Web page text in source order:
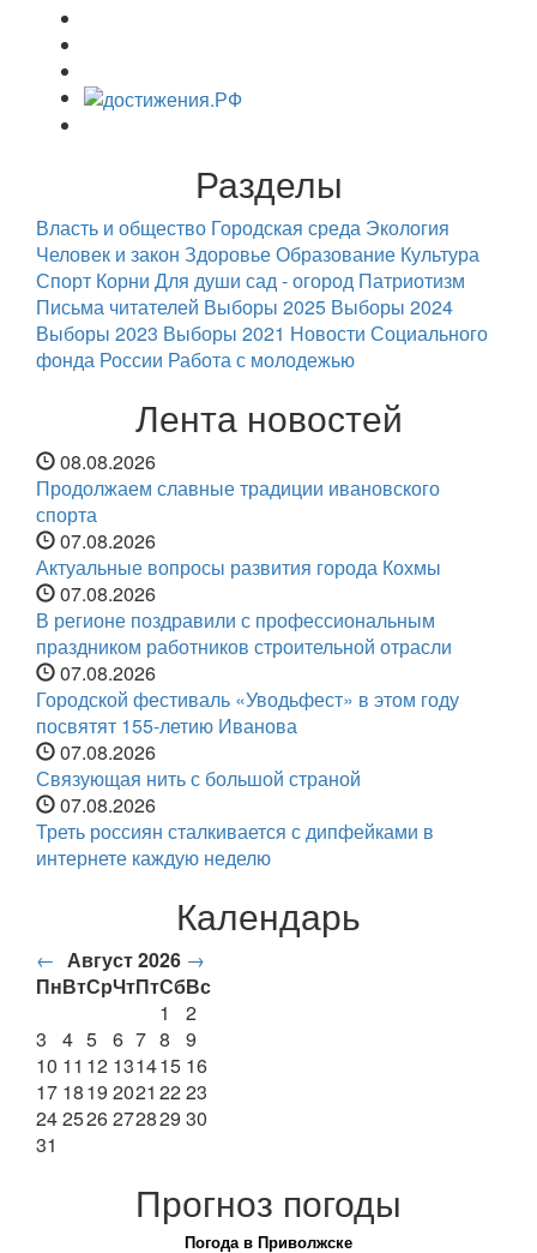
Разделы
Власть и общество Городская среда Экология
Человек и закон ЗдоровьеОбразование Культура
Спорт Корни Для души сад - огород Патриотизм
Письма читателей Выборы 2025 Выборы 2024
Выборы 2023 Выборы 2021 Новости Социального
фонда России Работа с молодежью
Лента новостей
08.08.2026
Продолжаем славные традиции ивановского
спорта
07.08.2026
Актуальные вопросы развития города Кохмы
07.08.2026
В регионе поздравили с профессиональным
праздником работников строительной отрасли
07.08.2026
Городской фестиваль «Уводьфест» в этом году
посвятят 155-летию Иванова
07.08.2026
Связующая нить с большой страной
07.08.2026
Треть россиян сталкивается с дипфейками в
интернете каждую неделю
Календарь
← Август 2026 →
ПнВтСрЧтПтСбВс
1
2
3
4 5 6 7 8
9
10 11 12 131415 16
17 1819 2021 2223
242526272829 30
31
Прогноз погоды
Погода в Приволжске